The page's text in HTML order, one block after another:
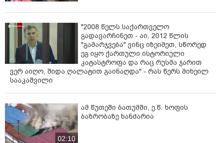
"2008 წელს საქართველო
გადავარჩინეთ - აი, 2012 წლის
"გამარჯვება" ვინც იზეიმეთ, სწორედ
ეგ იყო ქართული ისტორიული
კატასტროფა და რაც რუსმა ჯარით
ვერ აიღო, შიდა ღალატით გაინაღდა" - რას წერს მიხეილ
სააკაშვილი
02:10
ამ წუთეში ბათუმში, ე.წ. ხოფის
ბაზრობაზე ხანძარია